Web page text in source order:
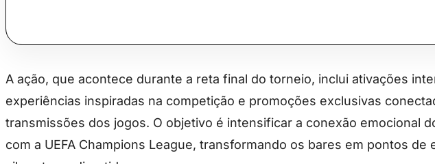
A ação, que acontece durante a reta final do torneio, inclui ativações
experiências inspiradas na competição e promoções exclusivas
transmissões dos jogos. O objetivo é intensificar a conexão emocional
com a UEFA Champions League, transformando os bares em pontos de